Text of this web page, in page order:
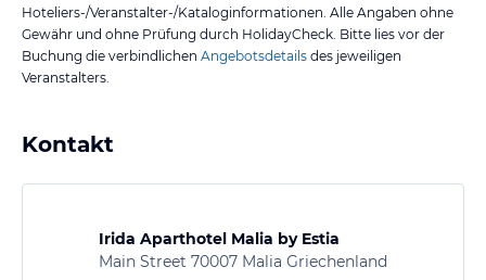
Hoteliers-/Veranstalter-/Kataloginformationen. Alle Angaben ohne
Gewähr und ohne Prüfung durch HolidayCheck. Bitte lies vor der
Buchung die verbindlichen Angebotsdetails des jeweiligen
Veranstalters.
Kontakt
Irida Aparthotel Malia by Estia
Main Street 70007 Malia Griechenland